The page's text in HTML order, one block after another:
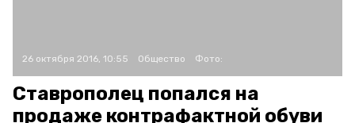
26 октября 2016, 10:55 Общество Фото:
Ставрополец попался на
продаже контрафактной обуви